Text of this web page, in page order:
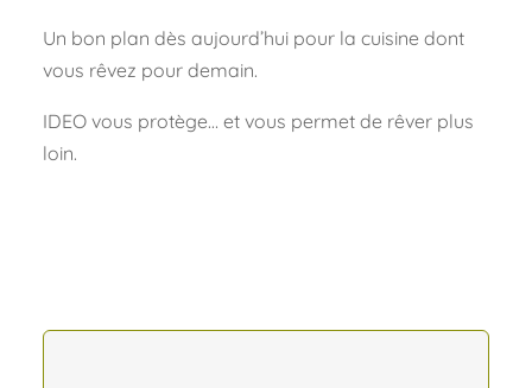
Un bon plan dès aujourd’hui pour la cuisine dont
vous rêvez pour demain.
IDEO vous protège… et vous permet de rêver plus
loin.